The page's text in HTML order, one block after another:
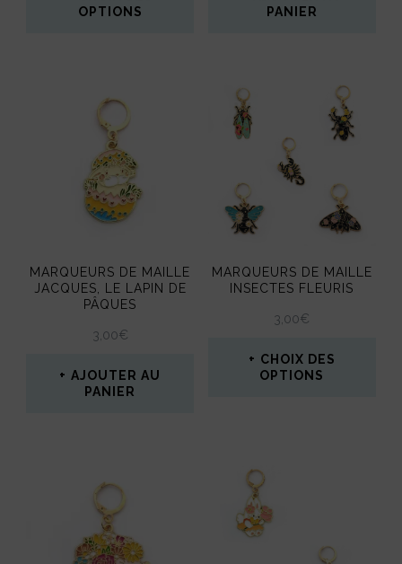
la
produit
OPTIONS
a
plusieurs
variations.
Les
options
être
choisies
sur
la
page
PANIER
MARQUEURS DE MAILLE
JACQUES, LE LAPIN DE
PÂQUES
3,00€
AJOUTER AU
PANIER
MARQUEURS DE MAILLE
INSECTES FLEURIS
3,00€
CHOIX DES
OPTIONS
Les